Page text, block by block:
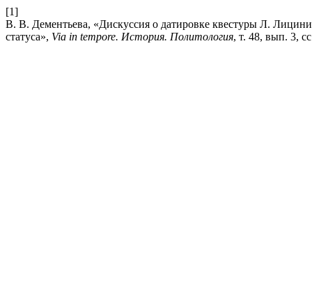
[1]
В. В. Дементьева, «Дискуссия о датировке квестуры Л.
статуса», Via in tempore. История. Политология, т. 48, вып. 3,